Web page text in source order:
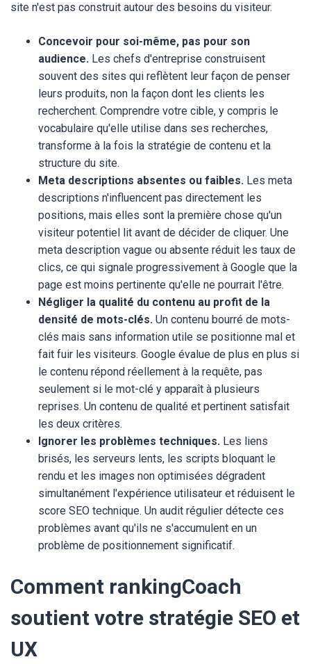
site n'est pas construit autour des besoins du visiteur.
Concevoir pour soi-même, pas pour son
audience. Les chefs d'entreprise construisent
souvent des sites qui reflètent leur façon de penser
leurs produits, non la façon dont les clients les
recherchent. Comprendre votre cible, y compris le
vocabulaire qu'elle utilise dans ses recherches,
transforme à la fois la stratégie de contenu et la
structure du site.
Meta descriptions absentes ou faibles. Les meta
descriptions n'influencent pas directement les
positions, mais elles sont la première chose qu'un
visiteur potentiel lit avant de décider de cliquer. Une
meta description vague ou absente réduit les taux de
clics, ce qui signale progressivement à Google que la
page est moins pertinente qu'elle ne pourrait l'être.
Négliger la qualité du contenu au profit de la
densité de mots-clés. Un contenu bourré de mots-
clés mais sans information utile se positionne mal et
fait fuir les visiteurs. Google évalue de plus en plus si
le contenu répond réellement à la requête, pas
seulement si le mot-clé y apparaît à plusieurs
reprises. Un contenu de qualité et pertinent satisfait
les deux critères.
Ignorer les problèmes techniques. Les liens
brisés, les serveurs lents, les scripts bloquant le
rendu et les images non optimisées dégradent
simultanément l'expérience utilisateur et réduisent le
score SEO technique. Un audit régulier détecte ces
problèmes avant qu'ils ne s'accumulent en un
problème de positionnement significatif.
Comment rankingCoach
soutient votre stratégie SEO et
UX